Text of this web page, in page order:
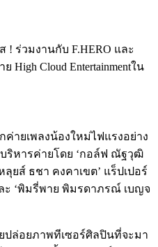
ค่ายเพลงน้องใหม่ไฟแรงอย่าง
บริหารค่ายโดย ‘กอล์ฟ ณัฐวุฒิ
ลุยส์ ธชา คงคาเขต’ แร็ปเปอร์
ะ ‘พิมรี่พาย พิมรดาภรณ์ เบญจ
ปล่อยภาพทีเซอร์ศิลปินที่จะมา